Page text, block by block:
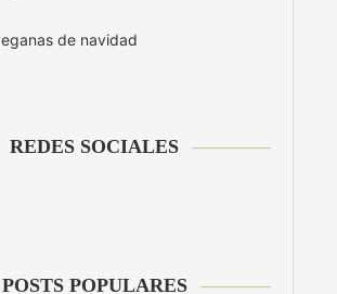
REDES SOCIALES
POSTS POPULARES